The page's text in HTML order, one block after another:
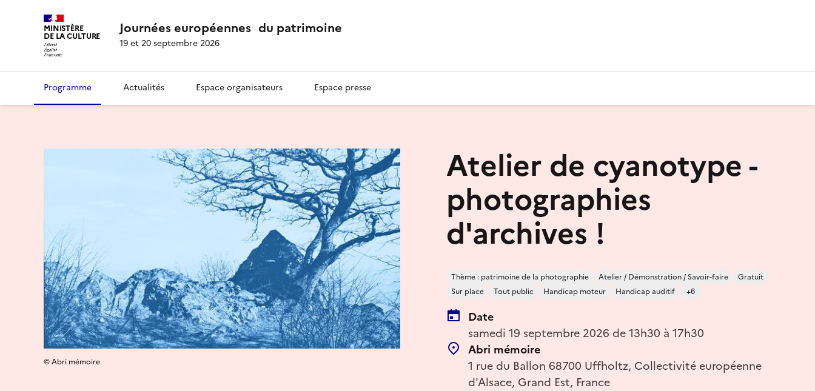
MINISTÈRE
DE LA CULTURE Journées européennes du patrimoine
19 et 20 septembre 2026
Programme Actualités Espace organisateurs Espace presse
Atelier de cyanotype -
photographies
d'archives !
Thème : patrimoine de la photographie Atelier / Démonstration / Savoir-faire
Gratuit
Sur place
Tout public Handicap moteur Handicap auditif +6
Date
samedi 19 septembre 2026 de 13h30 à 17h30
Abri mémoire
1 rue du Ballon 68700 Uffholtz, Collectivité européenne
d'Alsace, Grand Est, France
© Abri mémoire